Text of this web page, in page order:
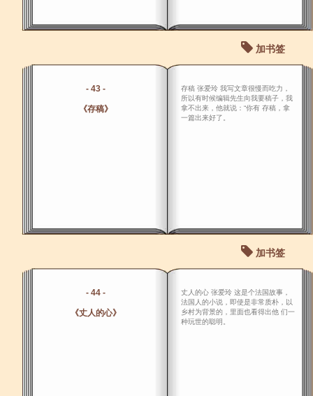
加书签
- 43 -
《存稿》
存稿 张爱玲 我写文章很慢而吃力，
所以有时候编辑先生向我要稿子，我
拿不出来，他就说：“你有 存稿，拿
一篇出来好了。
加书签
- 44 -
《丈人的心》
丈人的心 张爱玲 这是个法国故事，
法国人的小说，即使是非常质朴，以
乡村为背景的，里面也看得出他 们一
种玩世的聪明。